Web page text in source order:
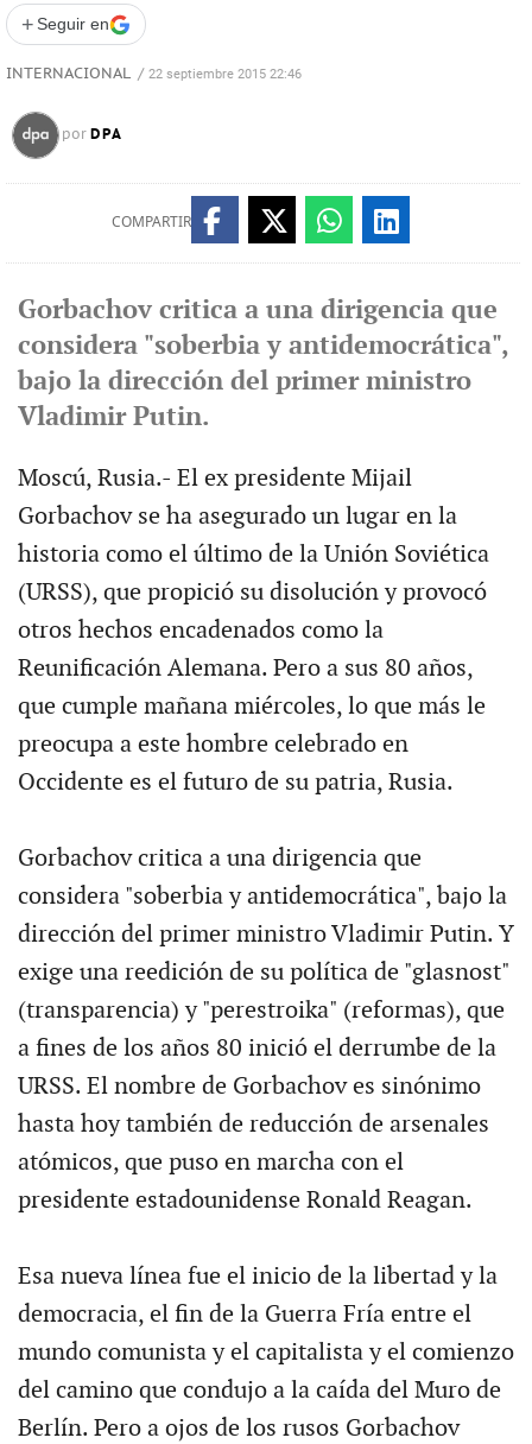
+ Seguir en
INTERNACIONAL / 22 septiembre 2015 22:46
por DPA
COMPARTIR
Gorbachov critica a una dirigencia que
considera "soberbia y antidemocrática",
bajo la dirección del primer ministro
Vladimir Putin.
Moscú, Rusia.- El ex presidente Mijail
Gorbachov se ha asegurado un lugar en la
historia como el último de la Unión Soviética
(URSS), que propició su disolución y provocó
otros hechos encadenados como la
Reunificación Alemana. Pero a sus 80 años,
que cumple mañana miércoles, lo que más le
preocupa a este hombre celebrado en
Occidente es el futuro de su patria, Rusia.
Gorbachov critica a una dirigencia que
considera "soberbia y antidemocrática", bajo la
dirección del primer ministro Vladimir Putin. Y
exige una reedición de su política de "glasnost"
(transparencia) y "perestroika" (reformas), que
a fines de los años 80 inició el derrumbe de la
URSS. El nombre de Gorbachov es sinónimo
hasta hoy también de reducción de arsenales
atómicos, que puso en marcha con el
presidente estadounidense Ronald Reagan.
Esa nueva línea fue el inicio de la libertad y la
democracia, el fin de la Guerra Fría entre el
mundo comunista y el capitalista y el comienzo
del camino que condujo a la caída del Muro de
Berlín. Pero a ojos de los rusos Gorbachov